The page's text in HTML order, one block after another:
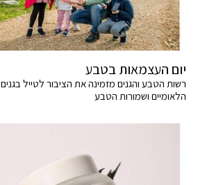
יום העצמאות בטבע
רשות הטבע והגנים מזמינה את הציבור לטייל בגנים
הלאומיים ושמורות הטבע